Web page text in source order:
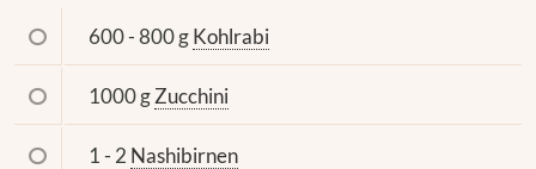
600 - 800 gKohlrabi
1000 gZucchini
1 - 2 Nashibirnen